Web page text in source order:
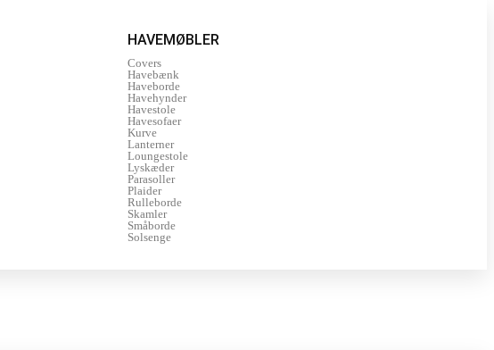
HAVEMØBLER
Covers
Havebænk
Haveborde
Havehynder
Havestole
Havesofaer
Kurve
Lanterner
Loungestole
Lyskæder
Parasoller
Plaider
Rulleborde
Skamler
Småborde
Solsenge